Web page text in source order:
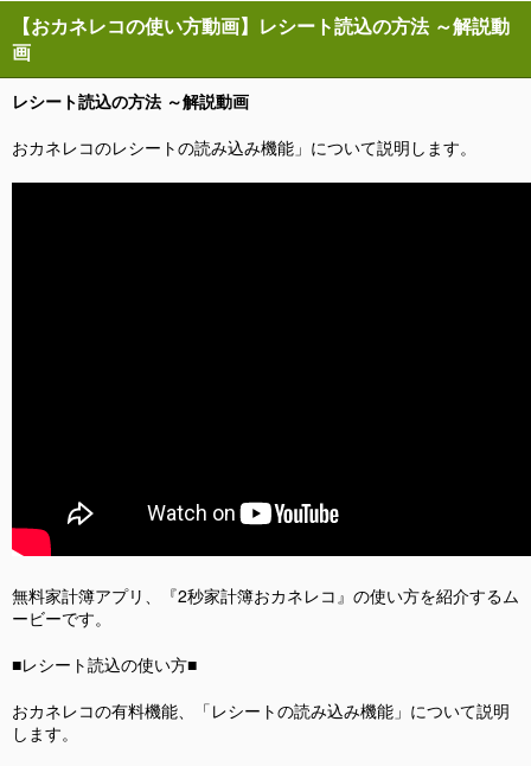
【おカネレコの使い方動画】レシート読込の方法 ～解説動
画
レシート読込の方法 ～解説動画
おカネレコのレシートの読み込み機能」について説明します。
無料家計簿アプリ、『2秒家計簿おカネレコ』の使い方を紹介するム
ービーです。
■レシート読込の使い方■
おカネレコの有料機能、「レシートの読み込み機能」について説明
します。